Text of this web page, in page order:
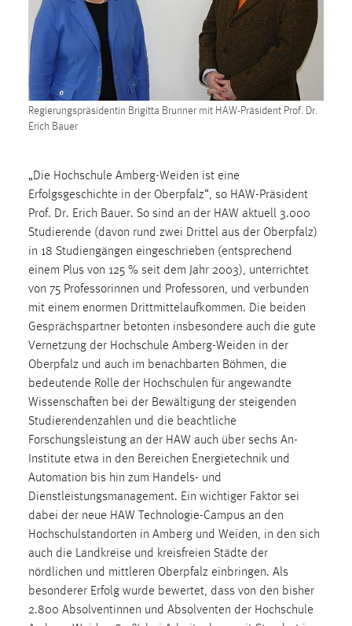
Regierungspräsidentin Brigitta Brunner mit HAW-Präsident Prof. Dr.
Erich Bauer
„Die Hochschule Amberg-Weiden ist eine
Erfolgsgeschichte in der Oberpfalz“, so HAW-Präsident
Prof. Dr. Erich Bauer. So sind an der HAW aktuell 3.000
Studierende (davon rund zwei Drittel aus der Oberpfalz)
in 18 Studiengängen eingeschrieben (entsprechend
einem Plus von 125 % seit dem Jahr 2003), unterrichtet
von 75 Professorinnen und Professoren, und verbunden
mit einem enormen Drittmittelaufkommen. Die beiden
Gesprächspartner betonten insbesondere auch die gute
Vernetzung der Hochschule Amberg-Weiden in der
Oberpfalz und auch im benachbarten Böhmen, die
bedeutende Rolle der Hochschulen für angewandte
Wissenschaften bei der Bewältigung der steigenden
Studierendenzahlen und die beachtliche
Forschungsleistung an der HAW auch über sechs An-
Institute etwa in den Bereichen Energietechnik und
Automation bis hin zum Handels- und
Dienstleistungsmanagement. Ein wichtiger Faktor sei
dabei der neue HAW Technologie-Campus an den
Hochschulstandorten in Amberg und Weiden, in den sich
auch die Landkreise und kreisfreien Städte der
nördlichen und mittleren Oberpfalz einbringen. Als
besonderer Erfolg wurde bewertet, dass von den bisher
2.800 Absolventinnen und Absolventen der Hochschule
1 Jahr
Performance
Name:
staticfilecache
gespeichert, ob man eingeloggt ist.
Sprachpräferenz
Name:
site-language-preference
Zweck:
Das Cookie speichert die gewählte Sprache der Website.
Cookie Laufzeit:
30 Tage
Chat
Name:
MibewSessionID, MIBEW_UserID, mibew_locale, mibew-
chat-frame-style-5e9dbeb1811c0446
Zweck:
Wird benötigt um die Chatfunktion nutzen zu können.
Cookie Laufzeit:
5e9dbeb1811c0446 = Sitzungslaufzeit, mibew_locale = 3
Jahre, MIBEW_UserID = 1 Jahr